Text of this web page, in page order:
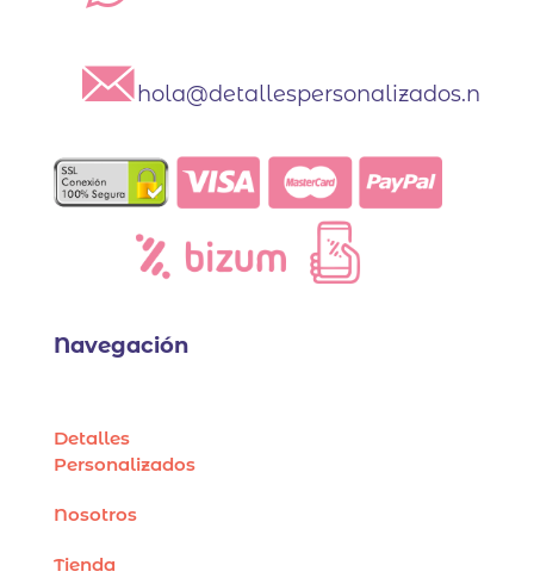
hola@detallespersonalizados.net
Navegación
Detalles
Personalizados
Nosotros
Tienda